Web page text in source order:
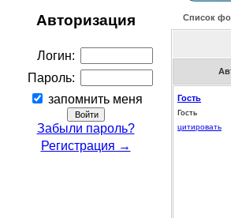
Авторизация
Логин:
Пароль:
запомнить меня
Забыли пароль?
Регистрация →
Список
Гость
Гость
цитировать